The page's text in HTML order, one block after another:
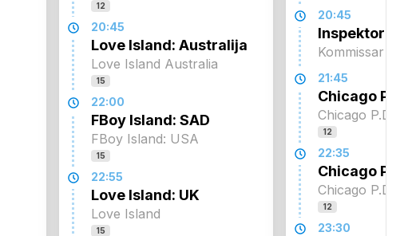
12
20:45
Love Island: Australija
Love Island Australia
15
22:00
FBoy Island: SAD
FBoy Island: USA
15
22:55
Love Island: UK
Love Island
15
20:45
Inspektor
Kommissar Rex
21:45
Chicago P.D.
Chicago P.D.
12
22:35
Chicago P.D.
Chicago P.D.
12
23:30